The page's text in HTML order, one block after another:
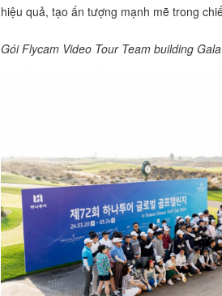
hiệu quả, tạo ấn tượng mạnh mẽ trong
Gói Flycam Video Tour Team building